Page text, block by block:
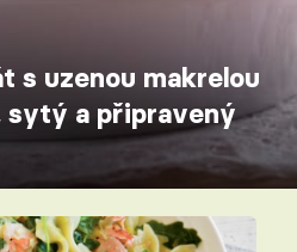
s uzenou makrelou
sytý a připravený